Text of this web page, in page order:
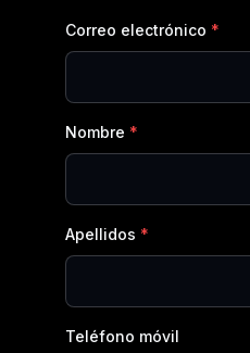
Correo electrónico
Nombre
Apellidos
Teléfono móvil